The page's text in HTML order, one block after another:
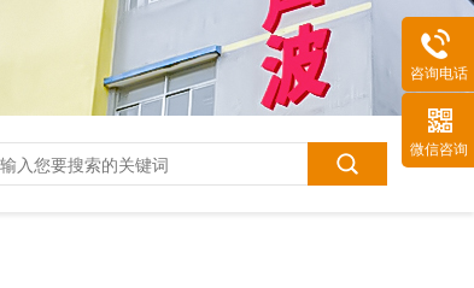
咨询电话
微信咨询